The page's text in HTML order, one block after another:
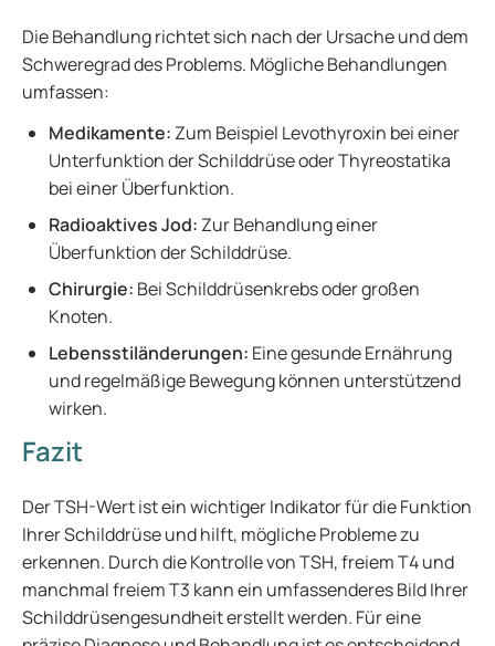
Die Behandlung richtet sich nach der Ursache und dem
Schweregrad des Problems. Mögliche Behandlungen
umfassen:
Medikamente: Zum Beispiel Levothyroxin bei einer
Unterfunktion der Schilddrüse oder Thyreostatika
bei einer Überfunktion.
Radioaktives Jod: Zur Behandlung einer
Überfunktion der Schilddrüse.
Chirurgie: Bei Schilddrüsenkrebs oder großen
Knoten.
Lebensstiländerungen: Eine gesunde Ernährung
und regelmäßige Bewegung können unterstützend
wirken.
Fazit
Der TSH-Wert ist ein wichtiger Indikator für die Funktion
Ihrer Schilddrüse und hilft, mögliche Probleme zu
erkennen. Durch die Kontrolle von TSH, freiem T4 und
manchmal freiem T3 kann ein umfassenderes Bild Ihrer
Schilddrüsengesundheit erstellt werden. Für eine